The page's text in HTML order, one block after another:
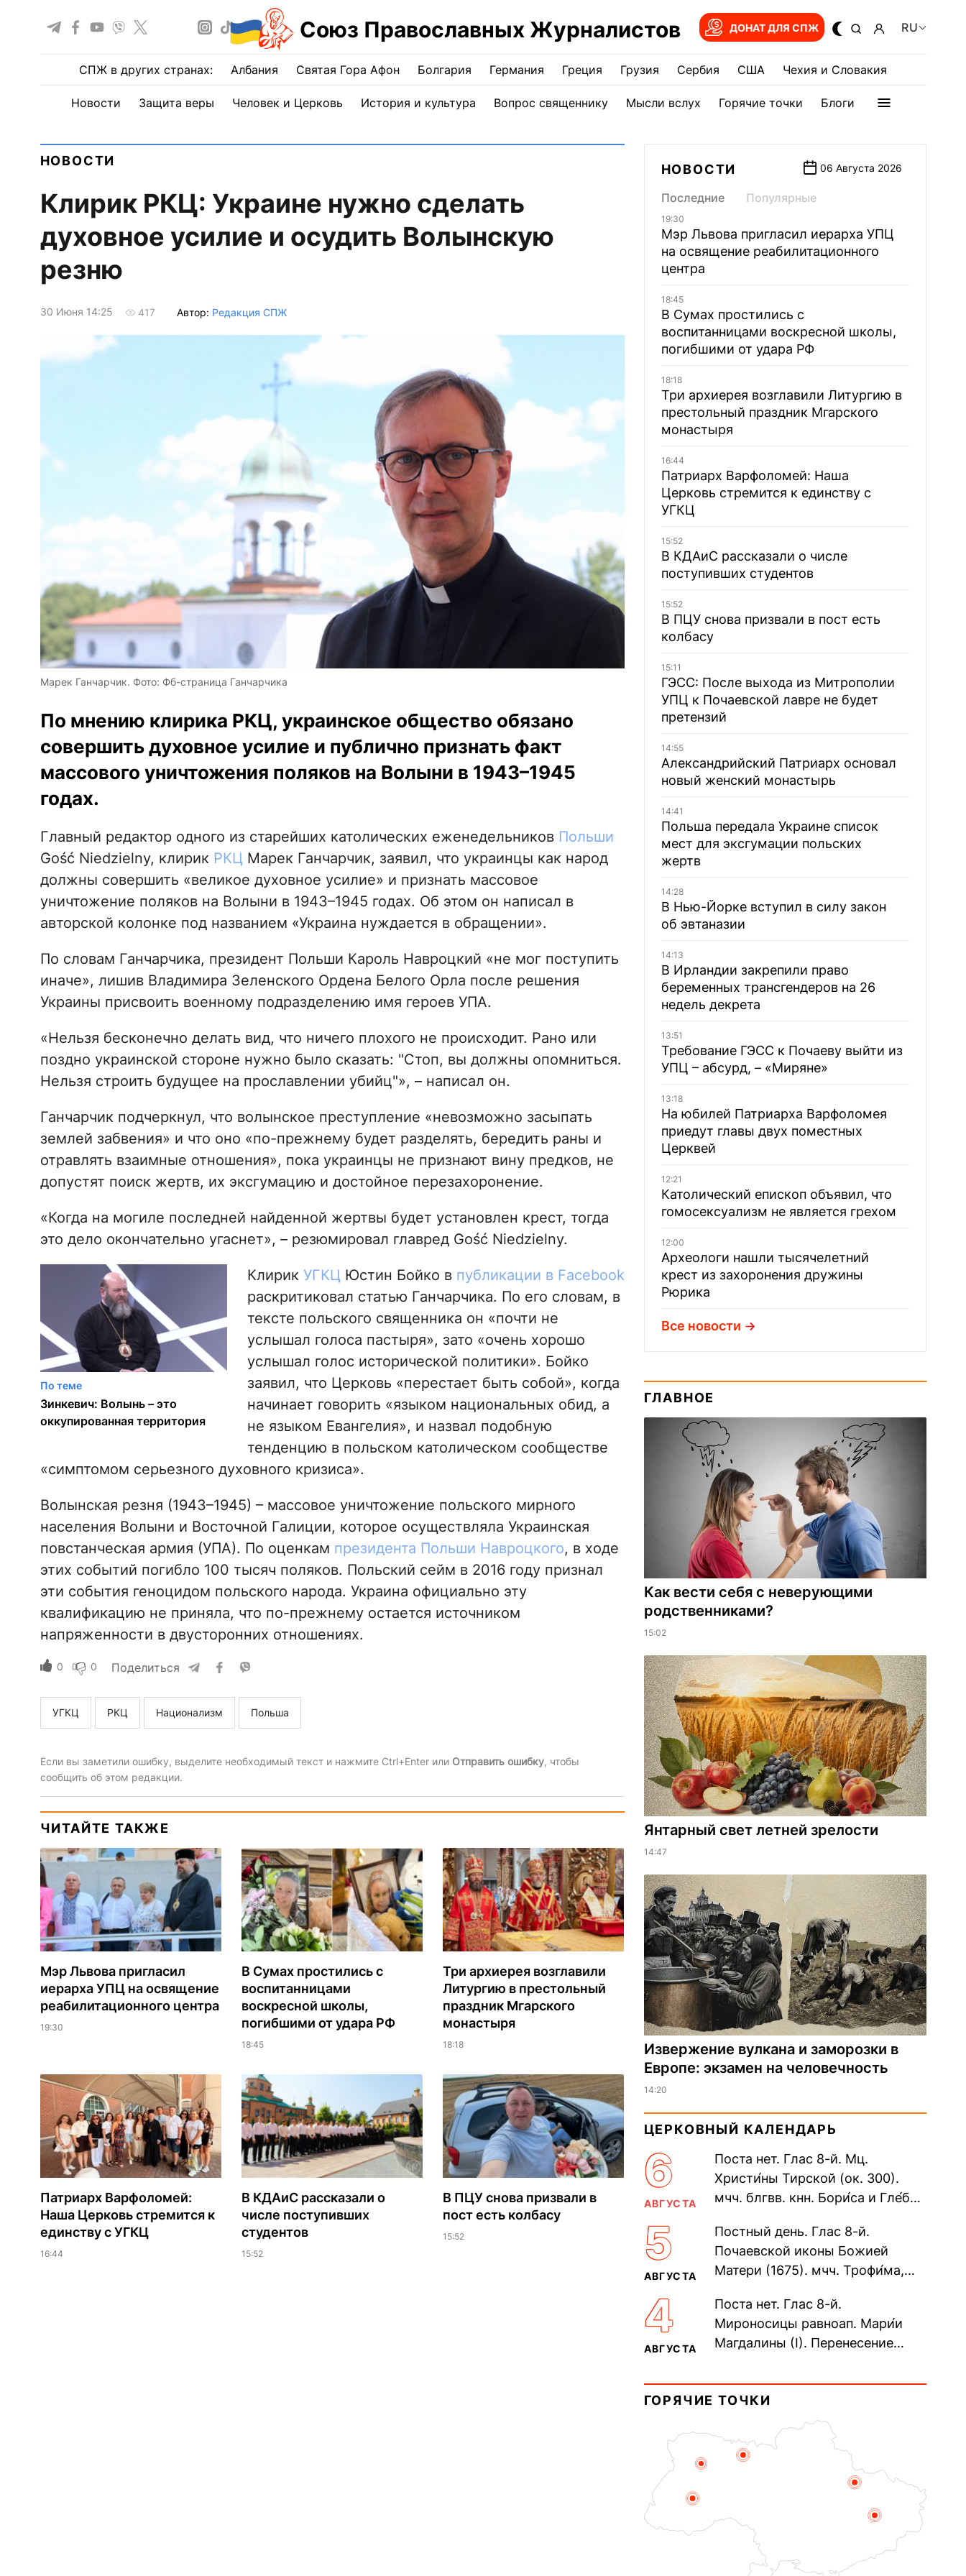
Союз Православных Журналистов ДОНАТ ДЛЯ СПЖ RU
СПЖ в других странах: Албания Святая Гора Афон Болгария Германия Греция Грузия Сербия США Чехия и Словакия
Новости Защита веры Человек и Церковь История и культура Вопрос священнику Мысли вслух Горячие точки Блоги
НОВОСТИ
Клирик РКЦ: Украине нужно сделать
духовное усилие и осудить Волынскую
резню
30 Июня 14:25 417 Автор: Редакция СПЖ
Марек Ганчарчик. Фото: Фб-страница Ганчарчика
По мнению клирика РКЦ, украинское общество обязано
совершить духовное усилие и публично признать факт
массового уничтожения поляков на Волыни в 1943–1945
годах.
Главный редактор одного из старейших католических еженедельников Польши
Gość Niedzielny, клирик РКЦ Марек Ганчарчик, заявил, что украинцы как народ
должны совершить «великое духовное усилие» и признать массовое
уничтожение поляков на Волыни в 1943–1945 годах. Об этом он написал в
авторской колонке под названием «Украина нуждается в обращении».
По словам Ганчарчика, президент Польши Кароль Навроцкий «не мог поступить
иначе», лишив Владимира Зеленского Ордена Белого Орла после решения
Украины присвоить военному подразделению имя героев УПА.
«Нельзя бесконечно делать вид, что ничего плохого не происходит. Рано или
поздно украинской стороне нужно было сказать: "Стоп, вы должны опомниться.
Нельзя строить будущее на прославлении убийц"», – написал он.
Ганчарчик подчеркнул, что волынское преступление «невозможно засыпать
землей забвения» и что оно «по-прежнему будет разделять, бередить раны и
отравлять взаимные отношения», пока украинцы не признают вину предков, не
допустят поиск жертв, их эксгумацию и достойное перезахоронение.
«Когда на могиле последней найденной жертвы будет установлен крест, тогда
это дело окончательно угаснет», – резюмировал главред Gość Niedzielny.
По теме
Зинкевич: Волынь – это
оккупированная территория
Клирик УГКЦ Юстин Бойко в публикации в Facebook
раскритиковал статью Ганчарчика. По его словам, в
тексте польского священника он «почти не
услышал голоса пастыря», зато «очень хорошо
услышал голос исторической политики». Бойко
заявил, что Церковь «перестает быть собой», когда
начинает говорить «языком национальных обид, а
не языком Евангелия», и назвал подобную
тенденцию в польском католическом сообществе
«симптомом серьезного духовного кризиса».
Волынская резня (1943–1945) – массовое уничтожение польского мирного
населения Волыни и Восточной Галиции, которое осуществляла Украинская
повстанческая армия (УПА). По оценкам президента Польши Навроцкого, в ходе
этих событий погибло 100 тысяч поляков. Польский сейм в 2016 году признал
эти события геноцидом польского народа. Украина официально эту
квалификацию не приняла, что по-прежнему остается источником
напряженности в двусторонних отношениях.
0 0 Поделиться
УГКЦ РКЦ Национализм Польша
Если вы заметили ошибку, выделите необходимый текст и нажмите Ctrl+Enter или Отправить ошибку, чтобы
сообщить об этом редакции.
ЧИТАЙТЕ ТАКЖЕ
Мэр Львова пригласил
иерарха УПЦ на освящение
реабилитационного центра
19:30
В Сумах простились с
воспитанницами
воскресной школы,
погибшими от удара РФ
18:45
Три архиерея возглавили
Литургию в престольный
праздник Мгарского
монастыря
18:18
Патриарх Варфоломей:
Наша Церковь стремится к
единству с УГКЦ
16:44
В КДАиС рассказали о
числе поступивших
студентов
15:52
В ПЦУ снова призвали в
пост есть колбасу
15:52
НОВОСТИ 06 Августа 2026
Последние Популярные
19:30
Мэр Львова пригласил иерарха УПЦ
на освящение реабилитационного
центра
18:45
В Сумах простились с
воспитанницами воскресной школы,
погибшими от удара РФ
18:18
Три архиерея возглавили Литургию в
престольный праздник Мгарского
монастыря
16:44
Патриарх Варфоломей: Наша
Церковь стремится к единству с
УГКЦ
15:52
В КДАиС рассказали о числе
поступивших студентов
15:52
В ПЦУ снова призвали в пост есть
колбасу
15:11
ГЭСС: После выхода из Митрополии
УПЦ к Почаевской лавре не будет
претензий
14:55
Александрийский Патриарх основал
новый женский монастырь
14:41
Польша передала Украине список
мест для эксгумации польских
жертв
14:28
В Нью-Йорке вступил в силу закон
об эвтаназии
14:13
В Ирландии закрепили право
беременных трансгендеров на 26
недель декрета
13:51
Требование ГЭСС к Почаеву выйти из
УПЦ – абсурд, – «Миряне»
13:18
На юбилей Патриарха Варфоломея
приедут главы двух поместных
Церквей
12:21
Католический епископ объявил, что
гомосексуализм не является грехом
12:00
Археологи нашли тысячелетний
крест из захоронения дружины
Рюрика
Все новости
ГЛАВНОЕ
Как вести себя с неверующими
родственниками?
15:02
Янтарный свет летней зрелости
14:47
Извержение вулкана и заморозки в
Европе: экзамен на человечность
14:20
ЦЕРКОВНЫЙ КАЛЕНДАРЬ
6
АВГУСТА
Поста нет. Глас 8-й. Мц.
Христи́ны Тирской (ок. 300).
мчч. блгвв. кнн. Бори́са и Гле́ба,
Дави́да (1015). Прп....
5
АВГУСТА
Постный день. Глас 8-й.
Почаевской иконы Божией
Матери (1675). мчч. Трофи́ма,
мучеников (284–305). прав.
воина Фео́дора...
4
АВГУСТА
Поста нет. Глас 8-й.
Мироносицы равноап. Мари́и
Магдалины (I). Перенесение
Синопского (403–404). Прп.
Корни́лия...
ГОРЯЧИЕ ТОЧКИ